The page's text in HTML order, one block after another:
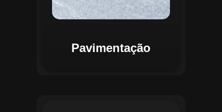
Pavimentação